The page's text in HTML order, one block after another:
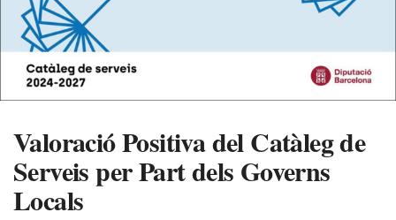
Valoració Positiva del Catàleg de
Serveis per Part dels Governs
Locals